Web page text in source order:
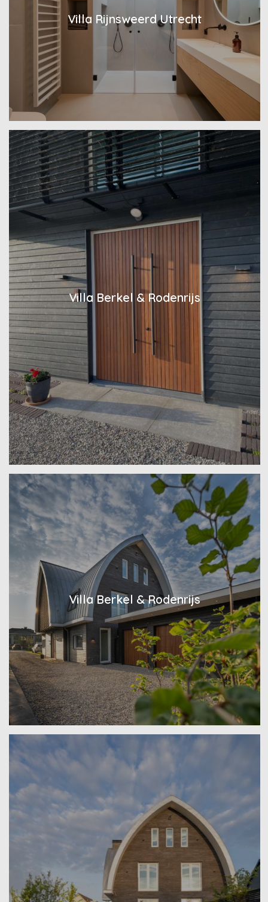
Villa Rijnsweerd Utrecht
Villa Berkel & Rodenrijs
Villa Berkel & Rodenrijs